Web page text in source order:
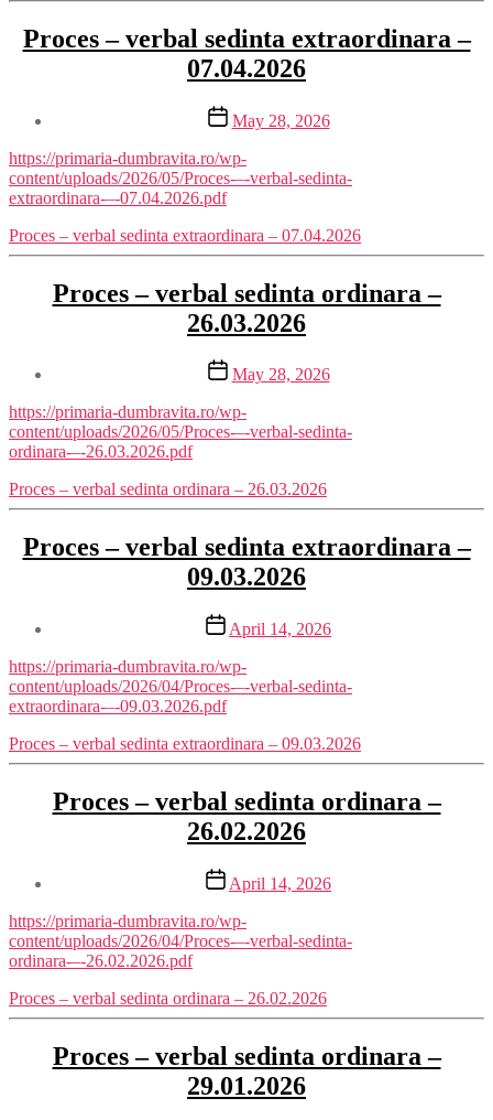
Proces – verbal sedinta extraordinara –
07.04.2026
Post
date
May 28, 2026
https://primaria-dumbravita.ro/wp-
content/uploads/2026/05/Proces-–-verbal-sedinta-
extraordinara-–-07.04.2026.pdf
Proces – verbal sedinta extraordinara – 07.04.2026
Proces – verbal sedinta ordinara –
26.03.2026
Post
date
May 28, 2026
https://primaria-dumbravita.ro/wp-
content/uploads/2026/05/Proces-–-verbal-sedinta-
ordinara-–-26.03.2026.pdf
Proces – verbal sedinta ordinara – 26.03.2026
Proces – verbal sedinta extraordinara –
09.03.2026
Post
date
April 14, 2026
https://primaria-dumbravita.ro/wp-
content/uploads/2026/04/Proces-–-verbal-sedinta-
extraordinara-–-09.03.2026.pdf
Proces – verbal sedinta extraordinara – 09.03.2026
Proces – verbal sedinta ordinara –
26.02.2026
Post
date
April 14, 2026
https://primaria-dumbravita.ro/wp-
content/uploads/2026/04/Proces-–-verbal-sedinta-
ordinara-–-26.02.2026.pdf
Proces – verbal sedinta ordinara – 26.02.2026
Proces – verbal sedinta ordinara –
29.01.2026